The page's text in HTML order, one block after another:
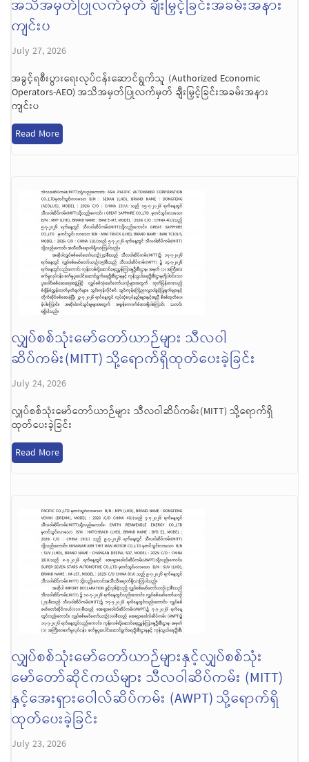
အသိအမှတ်ပြုလက်မှတ် ချီးမြှင့်ခြင်းအခမ်းအနား
ကျင်းပ
July 27, 2026
အခွင့်ရစီးပွားရေးလုပ်ငန်းဆောင်ရွက်သူ (Authorized Economic
Operators-AEO) အသိအမှတ်ပြုလက်မှတ် ချီးမြှင့်ခြင်းအခမ်းအနား
ကျင်းပ
Read More
လျှပ်စစ်သုံးမော်တော်ယာဉ်များ သီလဝါ
ဆိပ်ကမ်း(MITT) သို့ရောက်ရှိထုတ်ပေးခဲ့ခြင်း
July 24, 2026
လျှပ်စစ်သုံးမော်တော်ယာဉ်များ သီလဝါဆိပ်ကမ်း(MITT) သို့ရောက်ရှိ
ထုတ်ပေးခဲ့ခြင်း
Read More
လျှပ်စစ်သုံးမော်တော်ယာဉ်များနှင့်လျှပ်စစ်သုံး
မော်တော်ဆိုင်ကယ်များ သီလဝါဆိပ်ကမ်း (MITT)
နှင့်အေးရှားဝေါလ်ဆိပ်ကမ်း (AWPT) သို့ရောက်ရှိ
ထုတ်ပေးခဲ့ခြင်း
July 23, 2026